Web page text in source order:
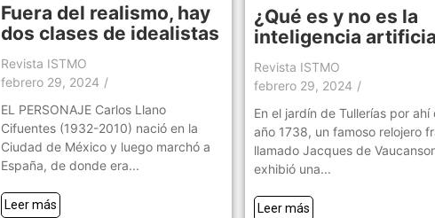
Fuera del realismo, hay
dos clases de idealistas
Revista ISTMO
febrero 29, 2024 /
EL PERSONAJE Carlos Llano
Cifuentes (1932-2010) nació en la
Ciudad de México y luego marchó a
España, de donde era...
Leer más
¿Qué es y no es la
inteligencia
Revista ISTMO
febrero 29, 2024 /
En el jardín de Tullerías por ahí
año 1738, un famoso relojero
llamado Jacques de
exhibió una...
Leer más